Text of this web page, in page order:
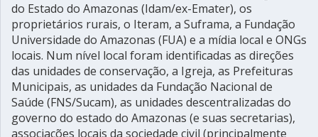
do Estado do Amazonas (Idam/ex-Emater), os
proprietários rurais, o Iteram, a Suframa, a Fundação
Universidade do Amazonas (FUA) e a mídia local e ONGs
locais. Num nível local foram identificadas as direções
das unidades de conservação, a Igreja, as Prefeituras
Municipais, as unidades da Fundação Nacional de
Saúde (FNS/Sucam), as unidades descentralizadas do
governo do estado do Amazonas (e suas secretarias),
associações locais da sociedade civil (principalmente